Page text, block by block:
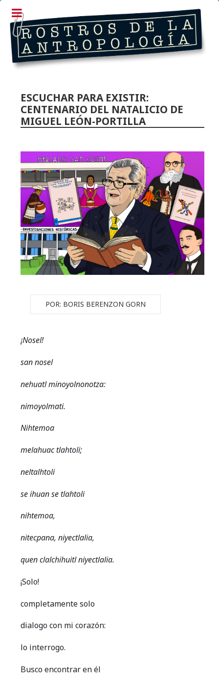
ESCUCHAR PARA EXISTIR:
CENTENARIO DEL NATALICIO DE
MIGUEL LEÓN-PORTILLA
POR: BORIS BERENZON GORN
¡Nosel!
san nosel
nehuatl minoyolnonotza:
nimoyolmati.
Nihtemoa
melahuac tlahtoli;
neltalhtoli
se ihuan se tlahtoli
nihtemoa,
nitecpana, niyectlalia,
quen clalchihuitl niyectlalia.
¡Solo!
completamente solo
dialogo con mi corazón:
lo interrogo.
Busco encontrar en él